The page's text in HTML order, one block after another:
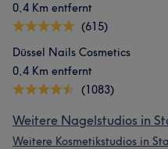
0,4 Km entfernt
(615)
Düssel Nails Cosmetics
0,4 Km entfernt
(1083)
Weitere Nagelstudios in
Weitere Kosmetikstudios in